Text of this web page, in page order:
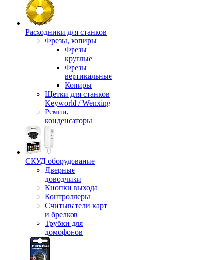
Расходники для станков
Фрезы, копиры
Фрезы
круглые
Фрезы
вертикальные
Копиры
Щетки для станков
Keyworld / Wenxing
Ремни,
конденсаторы
СКУД оборудование
Дверные
доводчики
Кнопки выхода
Контроллеры
Считыватели карт
и брелков
Трубки для
домофонов